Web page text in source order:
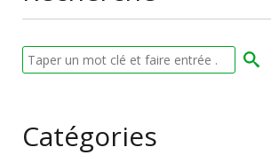
Catégories